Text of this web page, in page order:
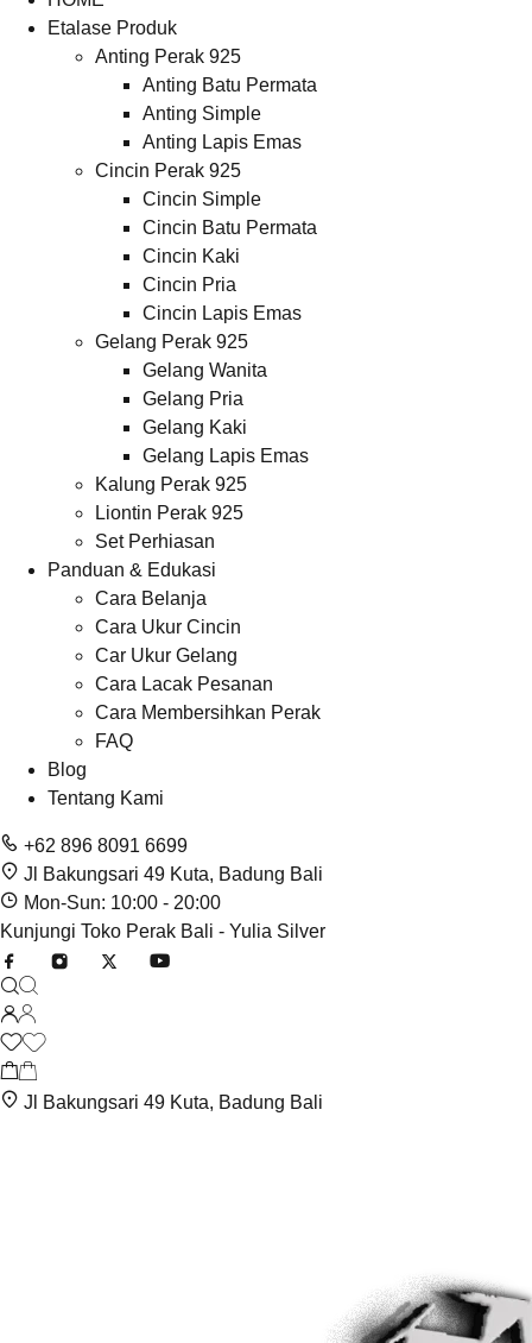
Etalase Produk
Anting Perak 925
Anting Batu Permata
Anting Simple
Anting Lapis Emas
Cincin Perak 925
Cincin Simple
Cincin Batu Permata
Cincin Kaki
Cincin Pria
Cincin Lapis Emas
Gelang Perak 925
Gelang Wanita
Gelang Pria
Gelang Kaki
Gelang Lapis Emas
Kalung Perak 925
Liontin Perak 925
Set Perhiasan
Panduan & Edukasi
Cara Belanja
Cara Ukur Cincin
Car Ukur Gelang
Cara Lacak Pesanan
Cara Membersihkan Perak
FAQ
Blog
Tentang Kami
+62 896 8091 6699
Jl Bakungsari 49 Kuta, Badung Bali
Mon-Sun: 10:00 - 20:00
Kunjungi Toko Perak Bali - Yulia Silver
Jl Bakungsari 49 Kuta, Badung Bali